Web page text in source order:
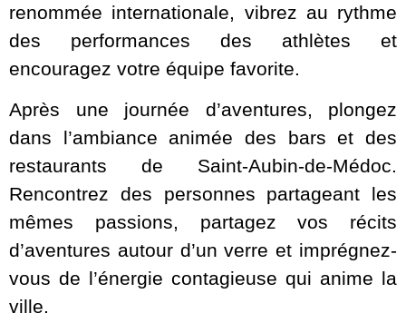
renommée internationale, vibrez au rythme
des performances des athlètes et
encouragez votre équipe favorite.
Après une journée d’aventures, plongez
dans l’ambiance animée des bars et des
restaurants de Saint-Aubin-de-Médoc.
Rencontrez des personnes partageant les
mêmes passions, partagez vos récits
d’aventures autour d’un verre et imprégnez-
vous de l’énergie contagieuse qui anime la
ville.